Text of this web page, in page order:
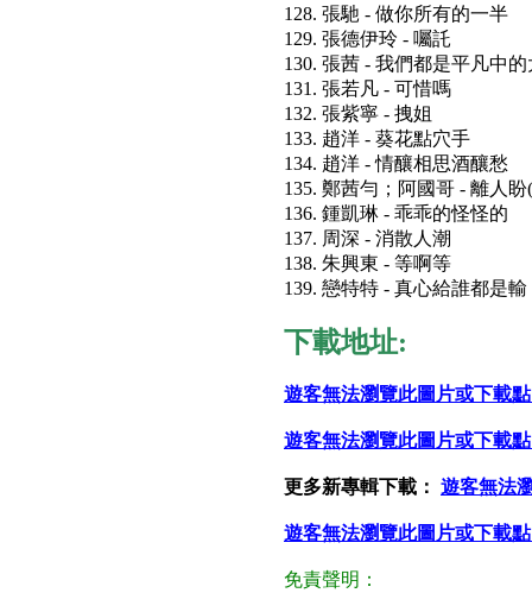
128. 張馳 - 做你所有的一半
129. 張德伊玲 - 囑託
130. 張茜 - 我們都是平凡中
131. 張若凡 - 可惜嗎
132. 張紫寧 - 拽姐
133. 趙洋 - 葵花點穴手
134. 趙洋 - 情釀相思酒釀愁
135. 鄭茜勻；阿國哥 - 離人
136. 鍾凱琳 - 乖乖的怪怪的
137. 周深 - 消散人潮
138. 朱興東 - 等啊等
139. 戀特特 - 真心給誰都是輸
下載地址:
遊客無法瀏覽此圖片或下載
遊客無法瀏覽此圖片或下載
更多新專輯下載： 遊客無法
遊客無法瀏覽此圖片或下載
免責聲明：